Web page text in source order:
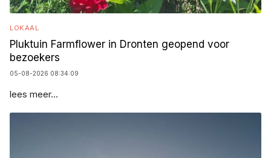
LOKAAL
Pluktuin Farmflower in Dronten geopend voor
bezoekers
05-08-2026 08:34:09
lees meer...